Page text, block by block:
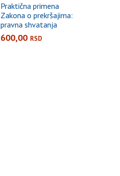
Praktična primena
Zakona o prekršajima:
pravna shvatanja
kaznenog prava sa
komentarom
600,00 RSD